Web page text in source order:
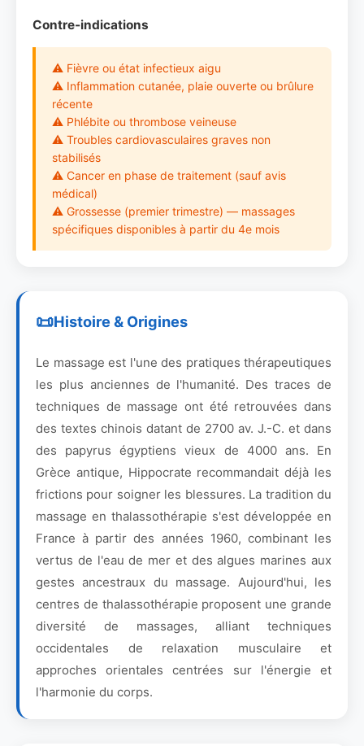
Contre-indications
⚠ Fièvre ou état infectieux aigu
⚠ Inflammation cutanée, plaie ouverte ou brûlure
récente
⚠ Phlébite ou thrombose veineuse
⚠ Troubles cardiovasculaires graves non
stabilisés
⚠ Cancer en phase de traitement (sauf avis
médical)
⚠ Grossesse (premier trimestre) — massages
spécifiques disponibles à partir du 4e mois
Histoire & Origines
Le massage est l'une des pratiques thérapeutiques
les plus anciennes de l'humanité. Des traces de
techniques de massage ont été retrouvées dans
des textes chinois datant de 2700 av. J.-C. et dans
des papyrus égyptiens vieux de 4000 ans. En
Grèce antique, Hippocrate recommandait déjà les
frictions pour soigner les blessures. La tradition du
massage en thalassothérapie s'est développée en
France à partir des années 1960, combinant les
vertus de l'eau de mer et des algues marines aux
gestes ancestraux du massage. Aujourd'hui, les
centres de thalassothérapie proposent une grande
diversité de massages, alliant techniques
occidentales de relaxation musculaire et
approches orientales centrées sur l'énergie et
l'harmonie du corps.